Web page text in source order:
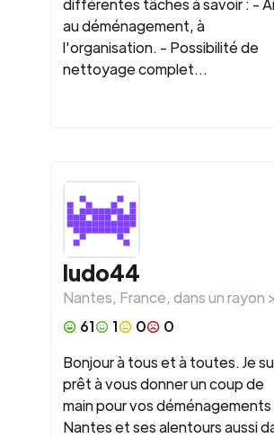
différentes tâches à savoir : -
au déménagement, à
l'organisation. - Possibilité de
nettoyage complet...
ludo44
Nantes, France, dans un rayon >
61
1 0
0
Bonjour à tous et à toutes. Je
prêt à vous donner un coup de
main pour vos déménagements
Nantes et ses alentours aussi